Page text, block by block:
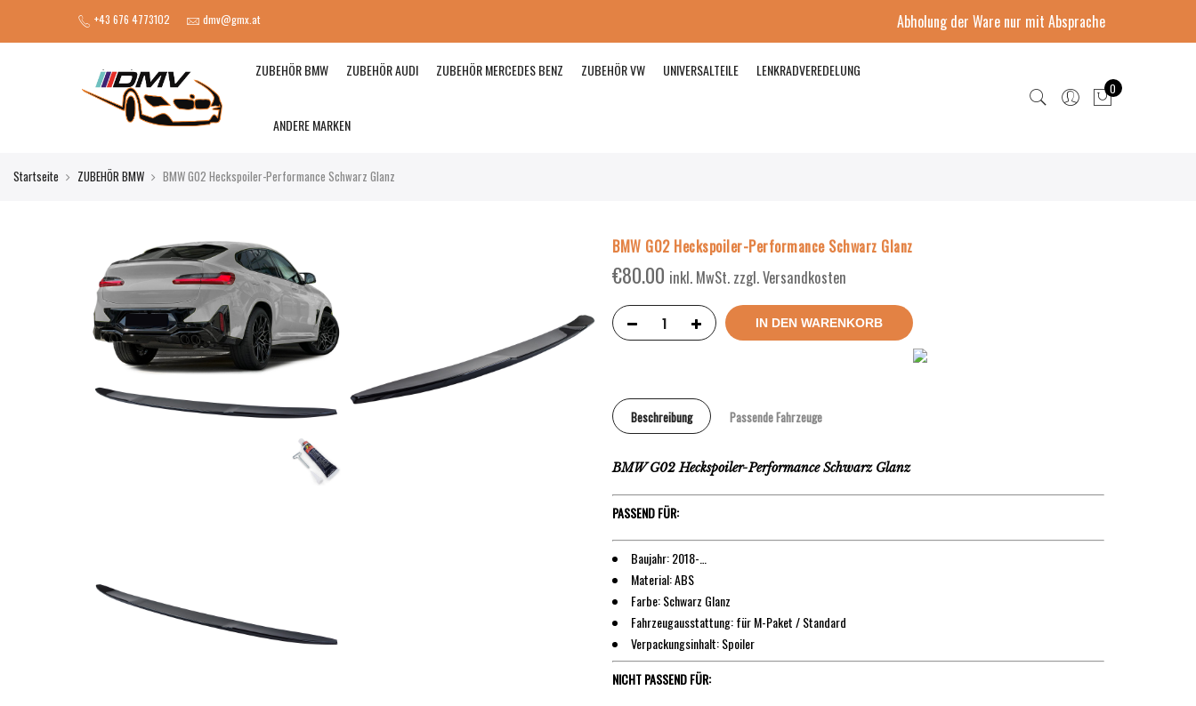
+43 676 4773102 dmv@gmx.at Abholung der Ware nur mit Absprache
ZUBEHÖR BMW ZUBEHÖR AUDI ZUBEHÖR MERCEDES BENZ ZUBEHÖR VW UNIVERSALTEILE LENKRADVEREDELUNG
ANDERE MARKEN
0
Startseite ZUBEHÖR BMW BMW G02 Heckspoiler-Performance Schwarz Glanz
BMW G02 Heckspoiler-Performance Schwarz Glanz
€80.00 inkl. MwSt. zzgl. Versandkosten
IN DEN WARENKORB
Beschreibung Passende Fahrzeuge
BMW G02 Heckspoiler-Performance Schwarz Glanz
PASSEND FÜR:
Baujahr: 2018-…
Material: ABS
Farbe: Schwarz Glanz
Fahrzeugausstattung: für M-Paket / Standard
Verpackungsinhalt: Spoiler
NICHT PASSEND FÜR: